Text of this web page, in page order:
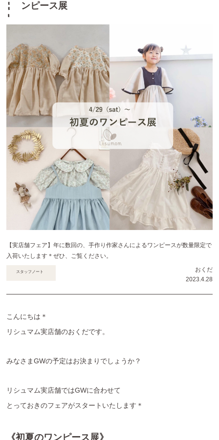
ンピース展
【実店舗フェア】年に数回の、手作り作家さんによるワンピースが数量限定で
入荷いたします＊ぜひ、ご覧ください。
スタッフノート
おくだ
2023.4.28
こんにちは＊
リシュマム実店舗のおくだです。
みなさまGWの予定はお決まりでしょうか？
リシュマム実店舗ではGWに合わせて
とっておきのフェアがスタートいたします＊
《初夏のワンピース展》